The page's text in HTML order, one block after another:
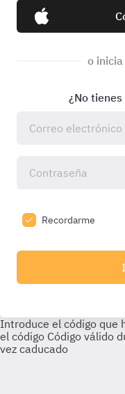
o
¿No
Recordarme
Introduce el código que
el código Código válido
vez caducado